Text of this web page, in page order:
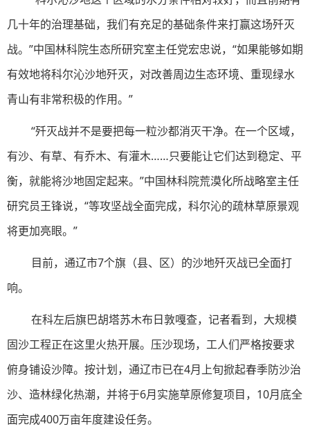
几十年的治理基础，我们有充足的基础条件来打赢这场歼灭
战。”中国林科院生态所研究室主任党宏忠说，“如果能够如期
有效地将科尔沁沙地歼灭，对改善周边生态环境、重现绿水
青山有非常积极的作用。”
“歼灭战并不是要把每一粒沙都消灭干净。在一个区域，
有沙、有草、有乔木、有灌木……只要能让它们达到稳定、平
衡，就能将沙地固定起来。”中国林科院荒漠化所战略室主任
研究员王锋说，“等攻坚战全面完成，科尔沁的疏林草原景观
将更加亮眼。”
目前，通辽市7个旗（县、区）的沙地歼灭战已全面打
响。
在科左后旗巴胡塔苏木布日敦嘎查，记者看到，大规模
固沙工程正在这里火热开展。压沙现场，工人们严格按要求
俯身铺设沙障。按计划，通辽市已在4月上旬掀起春季防沙治
沙、造林绿化热潮，并将于6月实施草原修复项目，10月底全
面完成400万亩年度建设任务。